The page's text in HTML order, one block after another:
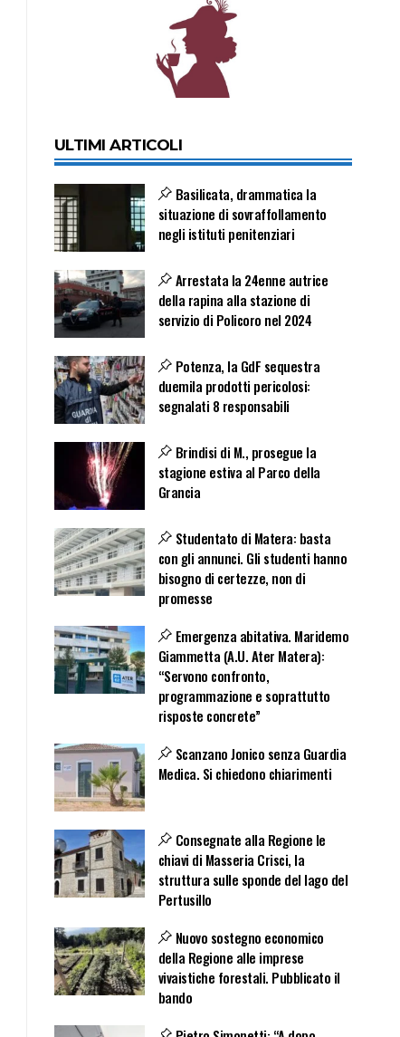
ULTIMI ARTICOLI
Basilicata, drammatica la
situazione di sovraffollamento
negli istituti penitenziari
Arrestata la 24enne autrice
della rapina alla stazione di
servizio di Policoro nel 2024
Potenza, la GdF sequestra
duemila prodotti pericolosi:
segnalati 8 responsabili
Brindisi di M., prosegue la
stagione estiva al Parco della
Grancia
Studentato di Matera: basta
con gli annunci. Gli studenti hanno
bisogno di certezze, non di
promesse
Emergenza abitativa. Maridemo
Giammetta (A.U. Ater Matera):
“Servono confronto,
programmazione e soprattutto
risposte concrete”
Scanzano Jonico senza Guardia
Medica. Si chiedono chiarimenti
Consegnate alla Regione le
chiavi di Masseria Crisci, la
struttura sulle sponde del lago del
Pertusillo
Nuovo sostegno economico
della Regione alle imprese
vivaistiche forestali. Pubblicato il
bando